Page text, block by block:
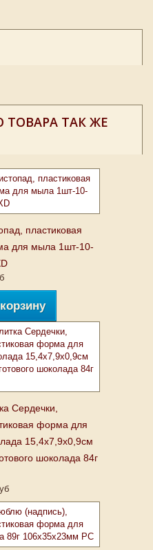
ТОВАРА ТАК ЖЕ
пластиковая
для мыла 1шт-10-
Сердечки,
форма для
15,4х7,9х0,9см
шоколада 84г